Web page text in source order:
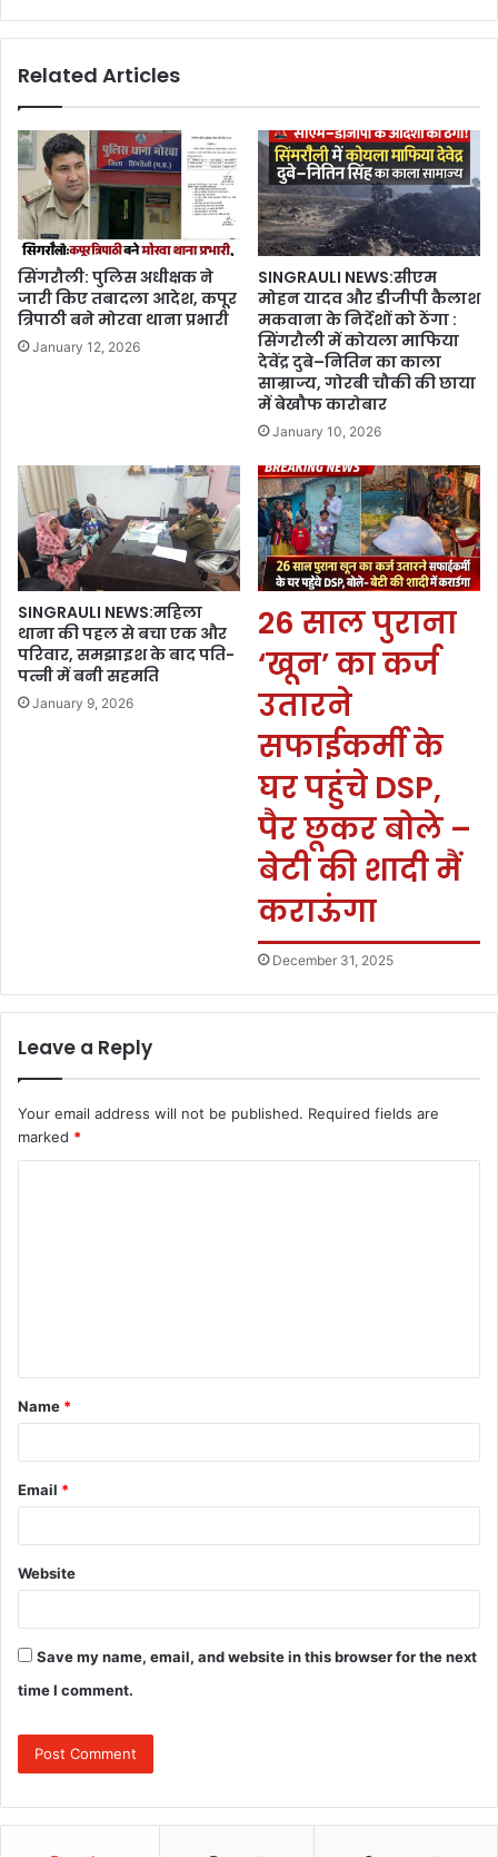
Related Articles
सिंगरौली: पुलिस अधीक्षक ने
जारी किए तबादला आदेश, कपूर
त्रिपाठी बने मोरवा थाना प्रभारी
January 12, 2026
SINGRAULI NEWS:सीएम
मोहन यादव और डीजीपी कैलाश
मकवाना के निर्देशों को ठेंगा :
सिंगरौली में कोयला माफिया
देवेंद्र दुबे–नितिन का काला
साम्राज्य, गोरबी चौकी की छाया
में बेखौफ कारोबार
January 10, 2026
SINGRAULI NEWS:महिला
थाना की पहल से बचा एक और
परिवार, समझाइश के बाद पति-
पत्नी में बनी सहमति
January 9, 2026
26 साल पुराना
‘खून’ का कर्ज
उतारने
सफाईकर्मी के
घर पहुंचे DSP,
पैर छूकर बोले –
बेटी की शादी मैं
कराऊंगा
December 31, 2025
Leave a Reply
Your email address will not be published. Required fields are
marked *
t
*
Name *
Email *
Website
Save my name, email, and website in this browser for the next
time I comment.